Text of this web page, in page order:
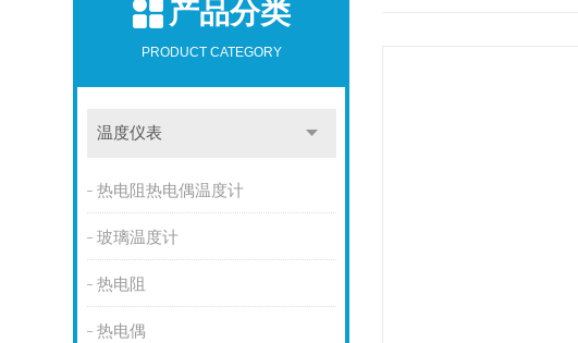
产品分类
PRODUCT CATEGORY
温度仪表
热电阻热电偶温度计
玻璃温度计
热电阻
热电偶